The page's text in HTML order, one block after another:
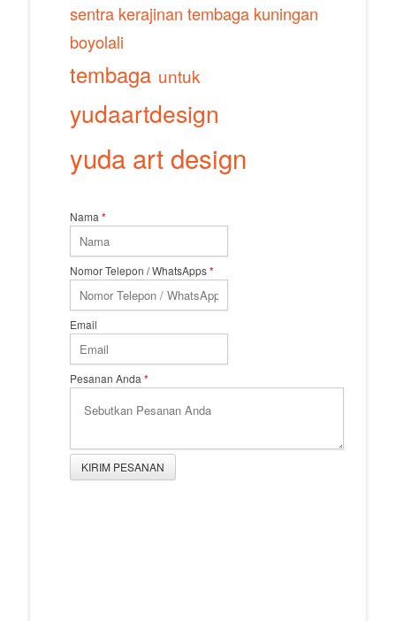
sentra kerajinan tembaga kuningan
boyolali
tembaga untuk
yudaartdesign
yuda art design
Nama *
Nomor Telepon / WhatsApps*
Email
Pesanan Anda *